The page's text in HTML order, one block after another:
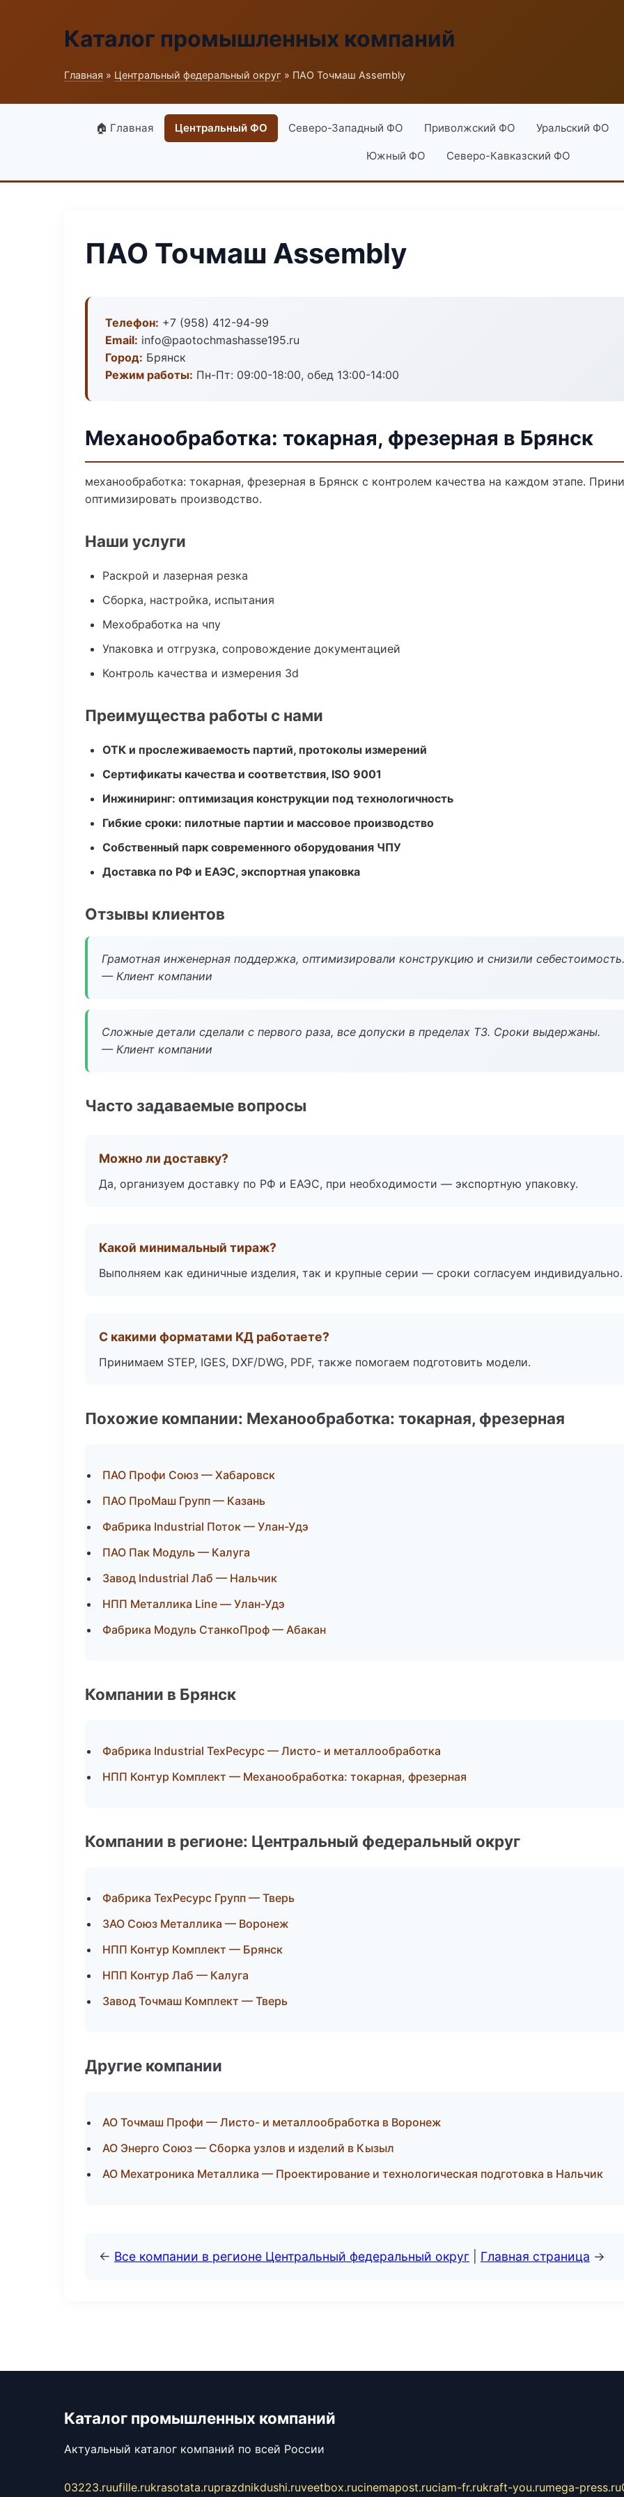
Каталог промышленных компаний
Главная » Центральный федеральный округ » ПАО Точмаш Assembly
🏠 Главная Центральный ФО Северо-Западный ФО Приволжский ФО Уральский ФО
Южный ФО Северо-Кавказский ФО
ПАО Точмаш Assembly
Телефон: +7 (958) 412-94-99
Email: info@paotochmashasse195.ru
Город: Брянск
Режим работы: Пн-Пт: 09:00-18:00, обед 13:00-14:00
Механообработка: токарная, фрезерная в Брянск
механообработка: токарная, фрезерная в Брянск с контролем качества на каждом этапе.
оптимизировать производство.
Наши услуги
Раскрой и лазерная резка
Сборка, настройка, испытания
Мехобработка на чпу
Упаковка и отгрузка, сопровождение документацией
Контроль качества и измерения 3d
Преимущества работы с нами
ОТК и прослеживаемость партий, протоколы измерений
Сертификаты качества и соответствия, ISO 9001
Инжиниринг: оптимизация конструкции под технологичность
Гибкие сроки: пилотные партии и массовое производство
Собственный парк современного оборудования ЧПУ
Доставка по РФ и ЕАЭС, экспортная упаковка
Отзывы клиентов
Грамотная инженерная поддержка, оптимизировали конструкцию и снизили себестоимость.
— Клиент компании
Сложные детали сделали с первого раза, все допуски в пределах ТЗ. Сроки выдержаны.
— Клиент компании
Часто задаваемые вопросы
Можно ли доставку?
Да, организуем доставку по РФ и ЕАЭС, при необходимости — экспортную упаковку.
Какой минимальный тираж?
Выполняем как единичные изделия, так и крупные серии — сроки согласуем индивидуально.
С какими форматами КД работаете?
Принимаем STEP, IGES, DXF/DWG, PDF, также помогаем подготовить модели.
Похожие компании: Механообработка: токарная, фрезерная
ПАО Профи Союз — Хабаровск
ПАО ПроМаш Групп — Казань
Фабрика Industrial Поток — Улан-Удэ
ПАО Пак Модуль — Калуга
Завод Industrial Лаб — Нальчик
НПП Металлика Line — Улан-Удэ
Фабрика Модуль СтанкоПроф — Абакан
Компании в Брянск
Фабрика Industrial ТехРесурс — Листо- и металлообработка
НПП Контур Комплект — Механообработка: токарная, фрезерная
Компании в регионе: Центральный федеральный округ
Фабрика ТехРесурс Групп — Тверь
ЗАО Союз Металлика — Воронеж
НПП Контур Комплект — Брянск
НПП Контур Лаб — Калуга
Завод Точмаш Комплект — Тверь
Другие компании
АО Точмаш Профи — Листо- и металлообработка в Воронеж
АО Энерго Союз — Сборка узлов и изделий в Кызыл
АО Мехатроника Металлика — Проектирование и технологическая подготовка в Нальчик
← Все компании в регионе Центральный федеральный округ Главная страница →
Каталог промышленных компаний
Актуальный каталог компаний по всей России
03223.ruufille.rukrasotata.ruprazdnikdushi.ruveetbox.rucinemapost.ruciam-fr.rukraft-you.rumega-press.ru